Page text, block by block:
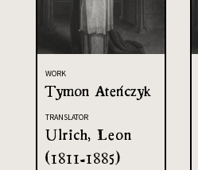
WORK
Tymon Ateńczyk
TRANSLATOR
Ulrich, Leon
(1811-1885)